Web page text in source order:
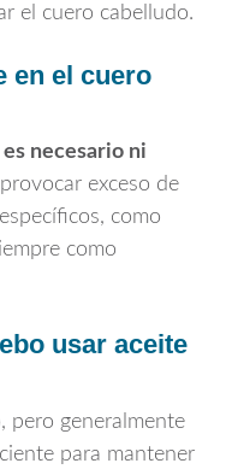
el cuero cabelludo.
en el cuero
es necesario ni
exceso de
como
como
usar aceite
pero generalmente
para mantener